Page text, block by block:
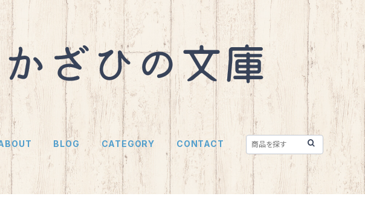
BLOG CATEGORY CONTACT